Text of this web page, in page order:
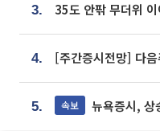
3.
4.
5. 속보 뉴욕증시,